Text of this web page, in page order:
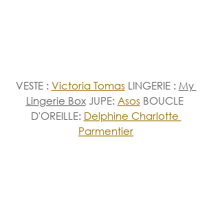
VESTE : Victoria Tomas LINGERIE : My
Lingerie Box JUPE: Asos BOUCLE
D'OREILLE: Delphine Charlotte
Parmentier